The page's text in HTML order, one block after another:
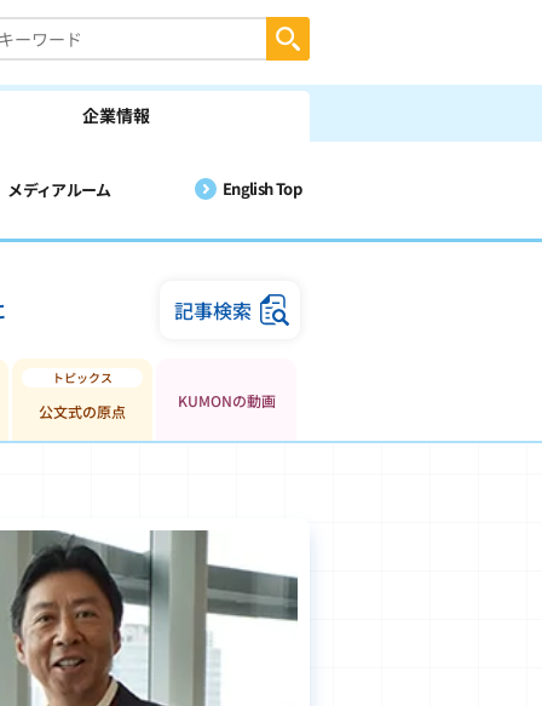
企業情報
メディアルーム English Top
記事検索
公文式の原点
KUMONの動画